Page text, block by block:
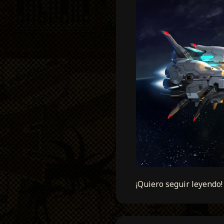
¡Quiero seguir leyendo!